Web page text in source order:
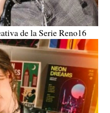
de la Serie Reno16